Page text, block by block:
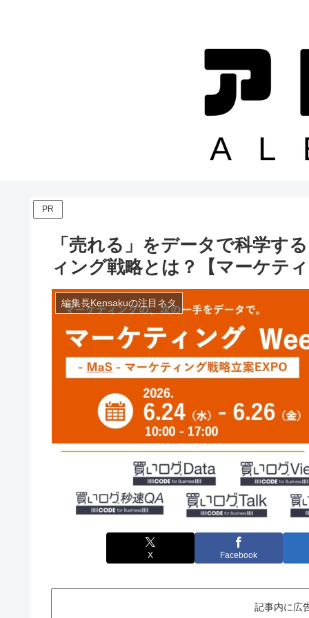
PR
「売れる」をデータで科学す
ィング戦略とは？【マーケテ
編集長Kensakuの注目ネタ
X Facebook
記事内に広